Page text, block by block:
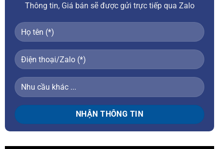
Thông tin, Giá bán sẽ được gửi trực tiếp qua Zalo